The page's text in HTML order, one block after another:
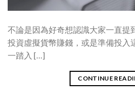
不論是因為好奇想認識大家一直提
投資虛擬貨幣賺錢，或是準備投入
一踏入 […]
CONTINUE